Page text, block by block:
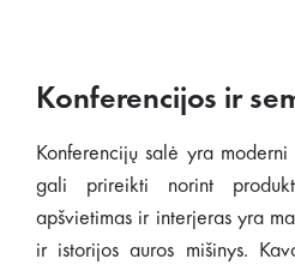
Konferencijos ir
Konferencijų salė yra
gali prireikti norint
apšvietimas ir interjeras yra
ir istorijos auros mišinys.